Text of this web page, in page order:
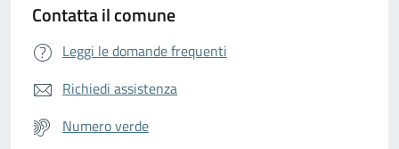
Contatta il comune
Leggi le domande frequenti
Richiedi assistenza
Numero verde